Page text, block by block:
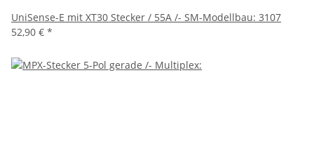
UniSense-E mit XT30 Stecker / 55A /- SM-Modellbau: 3107
52,90 € *